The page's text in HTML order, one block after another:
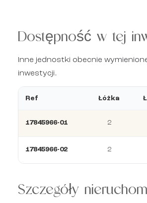
Dostępność w tej
Inne jednostki obecnie
inwestycji.
Ref Łóżka
17845966-01 2
17845966-02 2
Szczegóły